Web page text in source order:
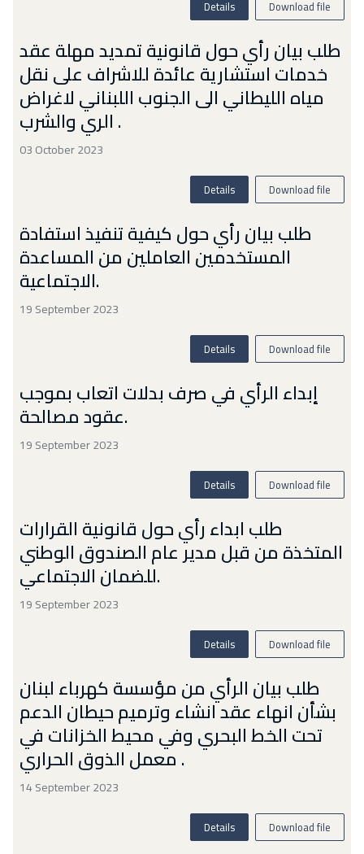
Details Download file
طلب بيان رأي حول قانونية تمديد مهلة عقد
خدمات استشارية عائدة للاشراف على نقل
مياه الليطاني الى الجنوب اللبناني لاغراض
الري والشرب .
03 October 2023
Details Download file
طلب بيان رأي حول كيفية تنفيذ استفادة
المستخدمين العاملين من المساعدة
الاجتماعية.
19 September 2023
Details Download file
إبداء الرأي في صرف بدلات اتعاب بموجب
عقود مصالحة.
19 September 2023
Details Download file
طلب ابداء رأي حول قانونية القرارات
المتخذة من قبل مدير عام الصندوق الوطني
للضمان الاجتماعي.
19 September 2023
Details Download file
طلب بيان الرأي من مؤسسة كهرباء لبنان
بشأن انهاء عقد انشاء وترميم حيطان الدعم
تحت الخط البحري وفي محيط الخزانات في
معمل الذوق الحراري .
14 September 2023
Details Download file